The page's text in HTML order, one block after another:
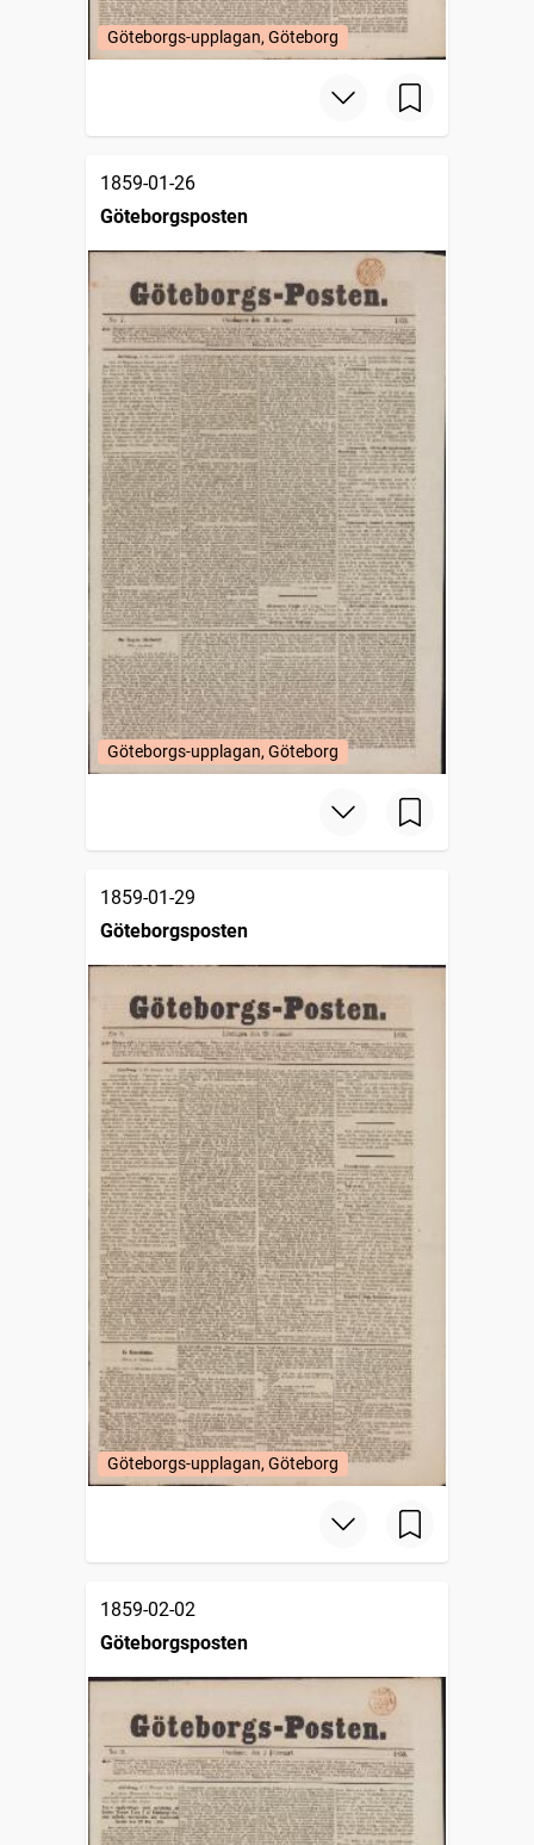
Göteborgs-upplagan, Göteborg
1859-01-26
Göteborgsposten
Göteborgs-upplagan, Göteborg
1859-01-29
Göteborgsposten
Göteborgs-upplagan, Göteborg
1859-02-02
Göteborgsposten